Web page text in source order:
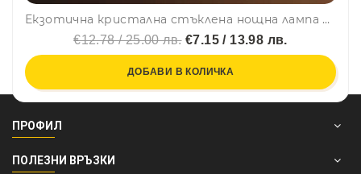
Екзотична кристална стъклена нощна лампа с 3D холограмно изображение на Луната 3D Creative lamp MOON
€12.78 / 25.00 лв.€7.15 / 13.98 лв.
ДОБАВИ В КОЛИЧКА
ПРОФИЛ
ПОЛЕЗНИ ВРЪЗКИ